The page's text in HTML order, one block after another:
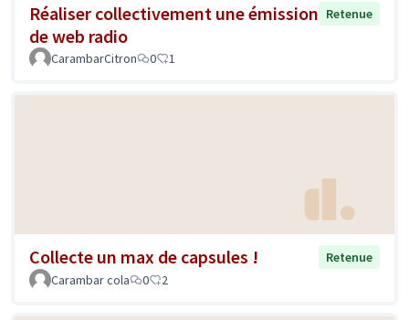
Réaliser collectivement une émission
de web radio
Retenue
CarambarCitron 0 1
Collecte un max de capsules !
Retenue
Carambar cola
0 2